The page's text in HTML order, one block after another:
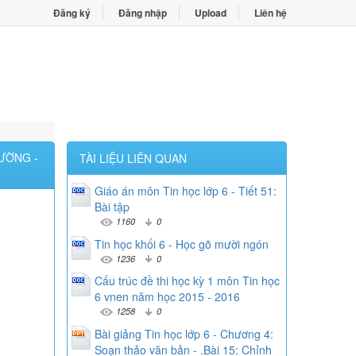
Đăng ký Đăng nhập Upload Liên hệ
- TÀI LIỆU LIÊN QUAN
Giáo án môn Tin học lớp 6 - Tiết 51:
Bài tập
1160 0
Tin học khối 6 - Học gõ mười ngón
1236 0
Cấu trúc đề thi học kỳ 1 môn Tin học
6 vnen năm học 2015 - 2016
1258 0
Bài giảng Tin học lớp 6 - Chương 4:
Soạn thảo văn bản - .Bài 15: Chỉnh